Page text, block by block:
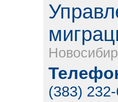
(383)